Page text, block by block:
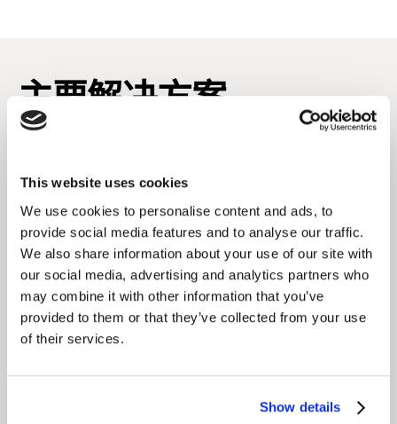
This website uses cookies
We use cookies to personalise content and ads, to
provide social media features and to analyse our traffic.
We also share information about your use of our site with
our social media, advertising and analytics partners who
may combine it with other information that you’ve
provided to them or that they’ve collected from your use
of their services.
Show details
主要解决方案
根据我们真实、连续的同源购买数据将人们的所思与所购
关联起来，还原消费者的购买决策过程。
了解更多
购物者细分
群划分。